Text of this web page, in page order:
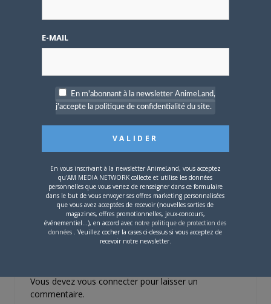
CONNECTEZ-VOUS POUR RÉPONDRE
MYDARKI le6 OCTOBRE 2013 15 H 55 MIN
Un jour plus tard qu'au Japon, Crunchyroll =
quelques heures plus tard, on voit ceux
CONNECTEZ-VOUS POUR RÉPONDRE
interesente ; et dans meme temp difusion au
japon .
CONNECTEZ-VOUS POUR RÉPONDRE
ARTEMISCROW le5 OCTOBRE 2013 14 H 54 MIN
Le premier épisode était vraiment pas mal.
CONNECTEZ-VOUS POUR RÉPONDRE
Vous devez vous connecter pour laisser un
commentaire.
E-MAIL
En m'abonnant à la newsletter AnimeLand,
j'accepte la politique de confidentialité du site.
En vous inscrivant à la newsletter AnimeLand, vous acceptez
qu'AM MEDIA NETWORK collecte et utilise les données
personnelles que vous venez de renseigner dans ce formulaire
dans le but de vous envoyer ses offres marketing personnalisées
que vous avez acceptées de recevoir (nouvelles sorties de
magazines, offres promotionnelles, jeux-concours,
événementiel...), en accord avec notre politique de protection des
données . Veuillez cocher la cases ci-dessus si vous acceptez de
recevoir notre newsletter.